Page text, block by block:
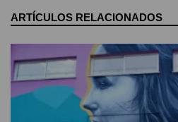
ARTÍCULOS RELACIONADOS